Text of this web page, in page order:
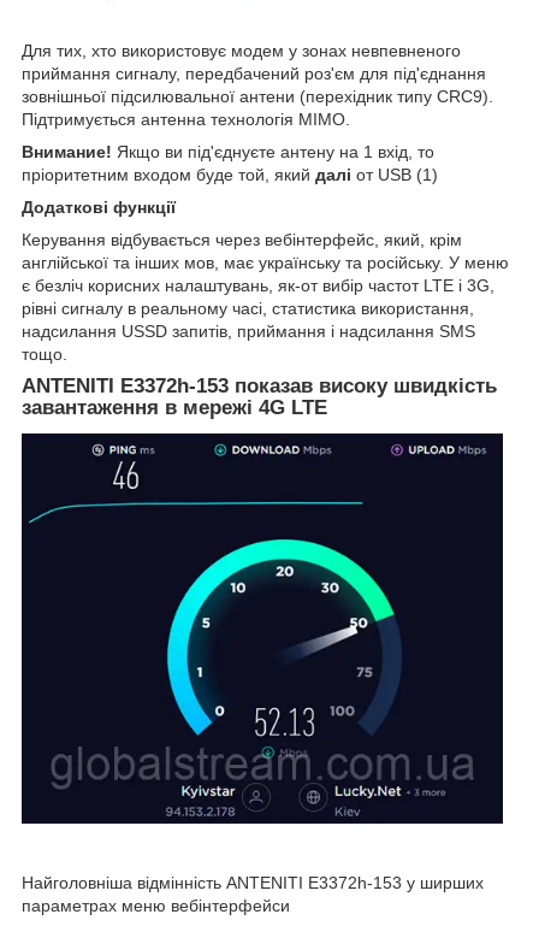
Для тих, хто використовує модем у зонах невпевненого
приймання сигналу, передбачений роз'єм для під'єднання
зовнішньої підсилювальної антени (перехідник типу CRC9).
Підтримується антенна технологія MIMO.
Внимание! Якщо ви під'єднуєте антену на 1 вхід, то
пріоритетним входом буде той, який далі от USB (1)
Додаткові функції
Керування відбувається через вебінтерфейс, який, крім
англійської та інших мов, має українську та російську. У меню
є безліч корисних налаштувань, як-от вибір частот LTE і 3G,
рівні сигналу в реальному часі, статистика використання,
надсилання USSD запитів, приймання і надсилання SMS
тощо.
ANTENITI E3372h-153 показав високу швидкість
завантаження в мережі 4G LTE
Найголовніша відмінність ANTENITI E3372h-153 у ширших
параметрах меню вебінтерфейси